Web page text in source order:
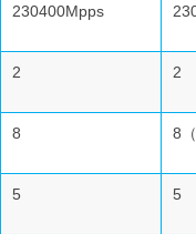
230400Mpps
2 2
8 8
5 5